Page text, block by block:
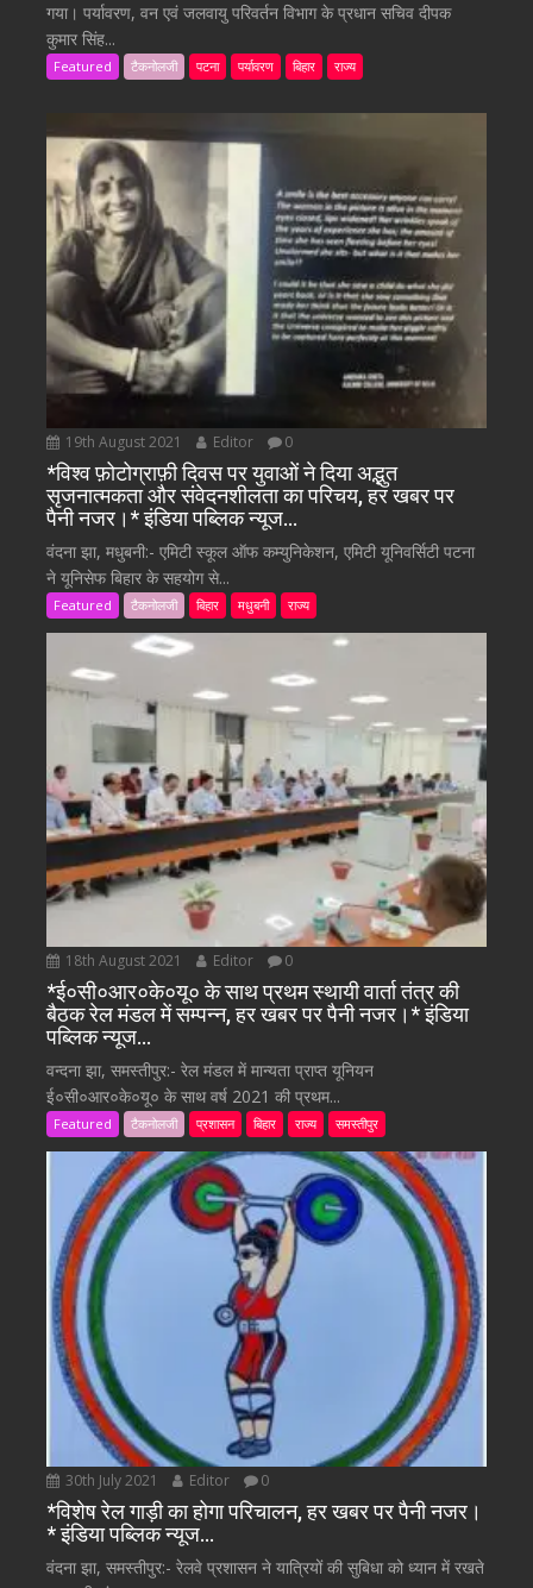
गया। पर्यावरण, वन एवं जलवायु परिवर्तन विभाग के प्रधान सचिव दीपक
कुमार सिंह...
Featured टैकनोलजी पटना पर्यावरण बिहार राज्य
19th August 2021 Editor 0
*विश्व फ़ोटोग्राफ़ी दिवस पर युवाओं ने दिया अद्भुत
सृजनात्मकता और संवेदनशीलता का परिचय, हर खबर पर
पैनी नजर।* इंडिया पब्लिक न्यूज…
वंदना झा, मधुबनी:- एमिटी स्कूल ऑफ कम्युनिकेशन, एमिटी यूनिवर्सिटी पटना
ने यूनिसेफ बिहार के सहयोग से...
Featured टैकनोलजी बिहार मधुबनी राज्य
18th August 2021 Editor 0
*ई०सी०आर०के०यू० के साथ प्रथम स्थायी वार्ता तंत्र की
बैठक रेल मंडल में सम्पन्न, हर खबर पर पैनी नजर।* इंडिया
पब्लिक न्यूज…
वन्दना झा, समस्तीपुर:- रेल मंडल में मान्यता प्राप्त यूनियन
ई०सी०आर०के०यू० के साथ वर्ष 2021 की प्रथम...
Featured टैकनोलजी प्रशासन बिहार राज्य समस्तीपुर
30th July 2021 Editor 0
*विशेष रेल गाड़ी का होगा परिचालन, हर खबर पर पैनी नजर।
* इंडिया पब्लिक न्यूज…
वंदना झा, समस्तीपुर:- रेलवे प्रशासन ने यात्रियों की सुबिधा को ध्यान में रखते